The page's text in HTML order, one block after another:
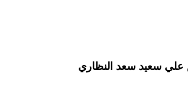
علي سعيد سعد النظاري